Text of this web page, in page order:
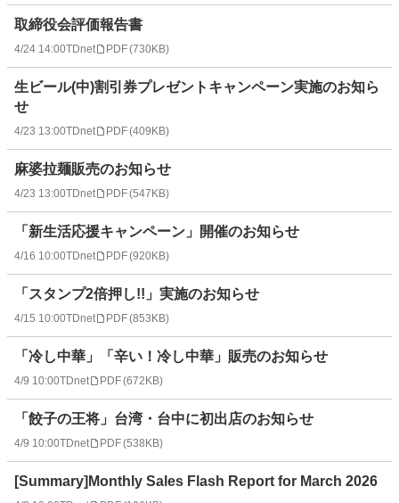
取締役会評価報告書
4/24 14:00TDnet PDF(730KB)
生ビール(中)割引券プレゼントキャンペーン実施のお知ら
せ
4/23 13:00TDnet PDF(409KB)
麻婆拉麺販売のお知らせ
4/23 13:00TDnet PDF(547KB)
「新生活応援キャンペーン」開催のお知らせ
4/16 10:00TDnet PDF(920KB)
「スタンプ2倍押し!!」実施のお知らせ
4/15 10:00TDnet PDF(853KB)
「冷し中華」「辛い！冷し中華」販売のお知らせ
4/9 10:00TDnet PDF(672KB)
「餃子の王将」台湾・台中に初出店のお知らせ
4/9 10:00TDnet PDF(538KB)
[Summary]Monthly Sales Flash Report for March 2026